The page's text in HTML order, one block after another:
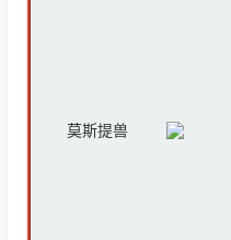
莫斯提兽